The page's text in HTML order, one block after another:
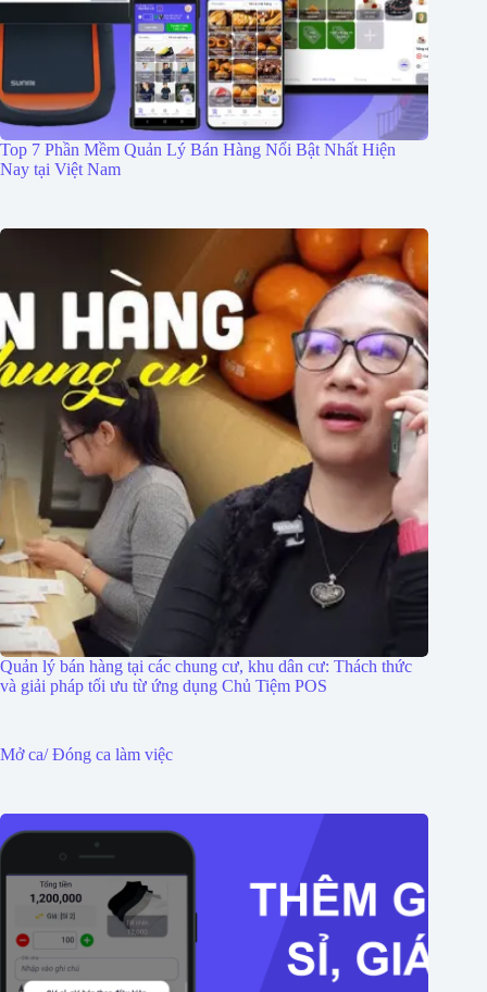
Top 7 Phần Mềm Quản Lý Bán Hàng Nổi Bật Nhất Hiện
Nay tại Việt Nam
Quản lý bán hàng tại các chung cư, khu dân cư: Thách thức
và giải pháp tối ưu từ ứng dụng Chủ Tiệm POS
Mở ca/ Đóng ca làm việc